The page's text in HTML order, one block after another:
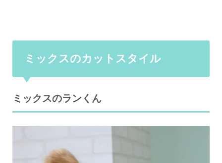
ミックスのカットスタイル
ミックスのランくん